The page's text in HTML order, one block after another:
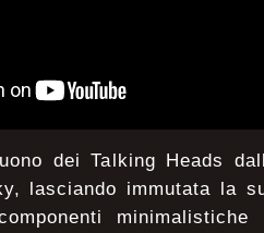
dei Talking Heads
lasciando immutata la